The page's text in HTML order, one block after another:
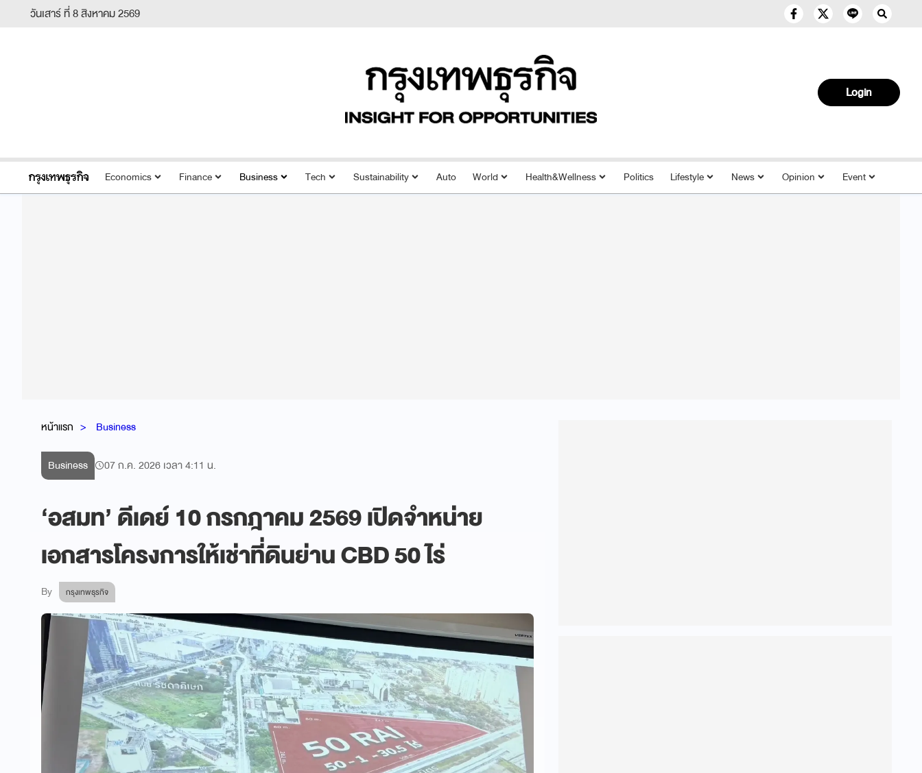
วันเสาร์ ที่ 8 สิงหาคม 2569
Login
Economics Finance Business Tech Sustainability Auto World Health&Wellness Politics Lifestyle News Opinion Event
หน้าแรก Business
Business 07 ก.ค. 2026 เวลา 4:11 น.
‘อสมท’ ดีเดย์ 10 กรกฎาคม 2569 เปิดจำหน่าย
เอกสารโครงการให้เช่าที่ดินย่าน CBD 50 ไร่
By กรุงเทพธุรกิจ